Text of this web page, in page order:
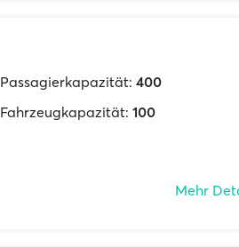
Passagierkapazität: 400
Fahrzeugkapazität: 100
Mehr